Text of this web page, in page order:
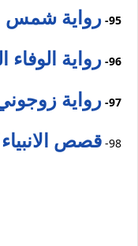
95- رواية شمس
96- رواية الوفاء
97- رواية
98- قصص